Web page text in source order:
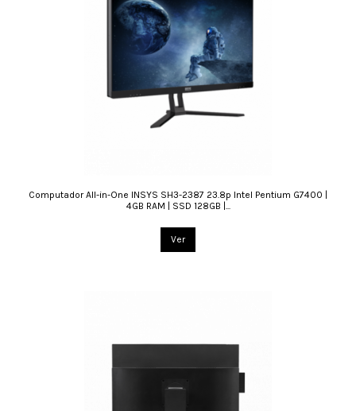
Computador All-in-One INSYS SH3-2387 23.8p Intel Pentium G7400 |
4GB RAM | SSD 128GB |...
Ver